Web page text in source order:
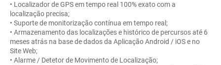
• Localizador de GPS em tempo real 100% exato com a
localização precisa;
• Suporte de monitorização contínua em tempo real;
• Armazenamento das localizações e histórico de percursos até 6
meses atrás na base de dados da Aplicação Android / iOS e no
Site Web;
• Alarme / Detetor de Movimento de Localização;